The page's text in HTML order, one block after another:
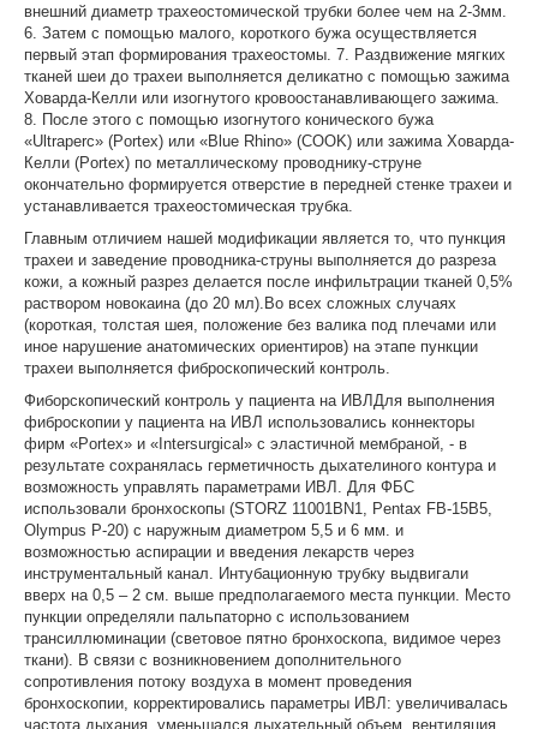
внешний диаметр трахеостомической трубки более чем на 2-3мм.
6. Затем с помощью малого, короткого бужа осуществляется
первый этап формирования трахеостомы. 7. Раздвижение мягких
тканей шеи до трахеи выполняется деликатно с помощью зажима
Ховарда-Келли или изогнутого кровоостанавливающего зажима.
8. После этого с помощью изогнутого конического бужа
«Ultraperc» (Portex) или «Blue Rhino» (COOK) или зажима Ховарда-
Келли (Portex) по металлическому проводнику-струне
окончательно формируется отверстие в передней стенке трахеи и
устанавливается трахеостомическая трубка.
Главным отличием нашей модификации является то, что пункция
трахеи и заведение проводника-струны выполняется до разреза
кожи, а кожный разрез делается после инфильтрации тканей 0,5%
раствором новокаина (до 20 мл).Во всех сложных случаях
(короткая, толстая шея, положение без валика под плечами или
иное нарушение анатомических ориентиров) на этапе пункции
трахеи выполняется фиброскопический контроль.
Фиборскопический контроль у пациента на ИВЛДля выполнения
фиброскопии у пациента на ИВЛ использовались коннекторы
фирм «Portex» и «Intersurgical» с эластичной мембраной, - в
результате сохранялась герметичность дыхателиного контура и
возможность управлять параметрами ИВЛ. Для ФБС
использовали бронхоскопы (STORZ 11001BN1, Pentax FB-15B5,
Olympus P-20) с наружным диаметром 5,5 и 6 мм. и
возможностью аспирации и введения лекарств через
инструментальный канал. Интубационную трубку выдвигали
вверх на 0,5 – 2 см. выше предполагаемого места пункции. Место
пункции определяли пальпаторно с использованием
трансиллюминации (световое пятно бронхоскопа, видимое через
ткани). В связи с возникновением дополнительного
сопротивления потоку воздуха в момент проведения
бронхоскопии, корректировались параметры ИВЛ: увеличивалась
частота дыхания, уменьшался дыхательный объем, вентиляция